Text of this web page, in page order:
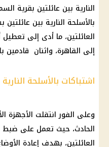
النارية بين عائلتين بقرية
بالأسلحة النارية بين
العائلتين، ما أدى إلى
إلى القاهرة، واثنان قادمين
اشتباكات بالأسلحة
وعلى الفور انتقلت الأجهزة
الحادث، حيث تعمل على ضبط
العائلتين، بهدف إعادة